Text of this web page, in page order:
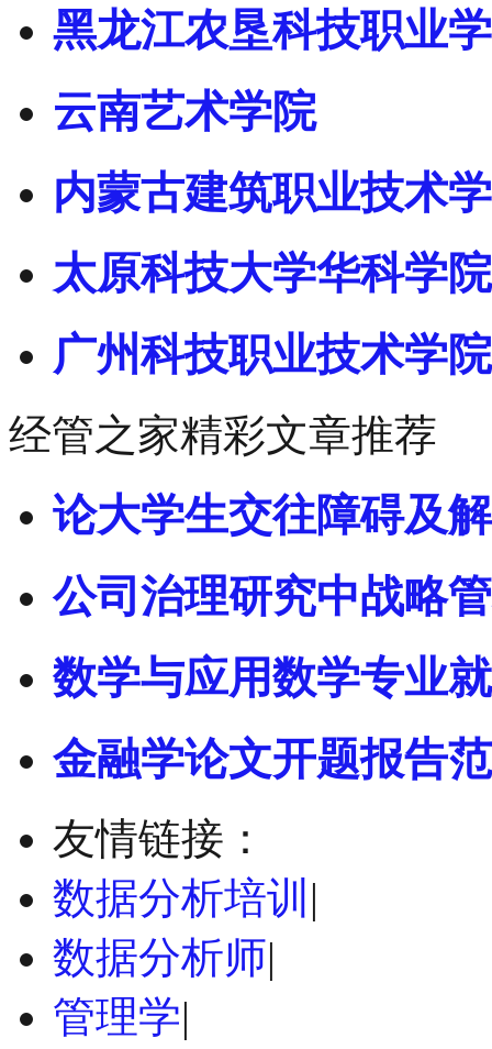
黑龙江农垦科技职业
云南艺术学院
内蒙古建筑职业技术
太原科技大学华科学院
广州科技职业技术学院
经管之家精彩文章推荐
论大学生交往障碍及
公司治理研究中战略
数学与应用数学专业
金融学论文开题报告
友情链接：
数据分析培训 |
数据分析师|
管理学|